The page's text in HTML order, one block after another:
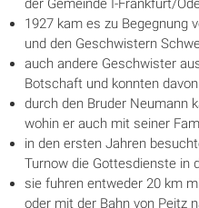
der Gemeinde I-Frankfurt/
1927 kam es zu Begegnung
und den Geschwistern
auch andere Geschwister
Botschaft und konnten
durch den Bruder Neumann
wohin er auch mit seiner
in den ersten Jahren
Turnow die Gottesdienste in
sie fuhren entweder 20 km
oder mit der Bahn von Peitz